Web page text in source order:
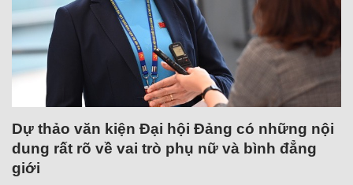
Dự thảo văn kiện Đại hội Đảng có những nội
dung rất rõ về vai trò phụ nữ và bình đẳng
giới